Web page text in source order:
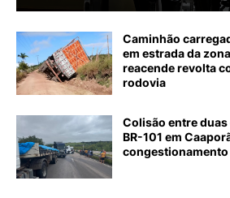
Caminhão
em estrada da
reacende revolta
rodovia
Colisão entre
BR-101 em
congestionamento